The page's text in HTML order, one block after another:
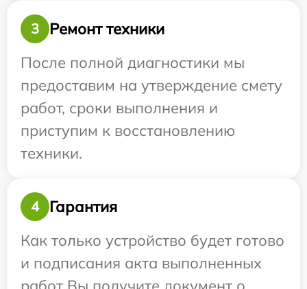
3
Ремонт техники
После полной диагностики мы
предоставим на утверждение смету
работ, сроки выполнения и
приступим к восстановлению
техники.
4
Гарантия
Как только устройство будет готово
и подписания акта выполненных